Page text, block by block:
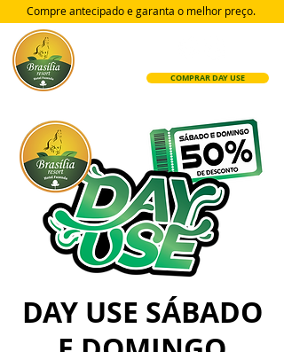
COMPRAR DAY USE
Compre antecipado e garanta o melhor preço.
DAY USE SÁBADO